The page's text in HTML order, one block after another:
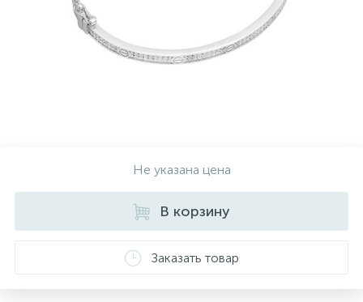
Не указана цена
В корзину
Заказать товар
Серебряные колье
Серебряные сувениры